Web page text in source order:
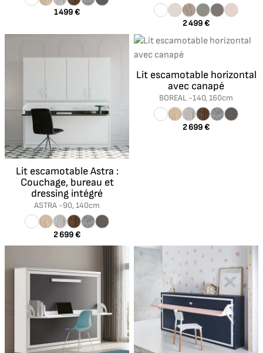
1 499 €
2 499 €
Lit escamotable Astra :
Couchage, bureau et
dressing intégré
ASTRA -90, 140cm
2 699 €
Lit escamotable horizontal
avec canapé
BOREAL -140, 160cm
2 699 €